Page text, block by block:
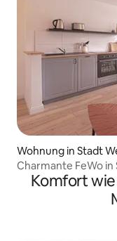
Wohnung in Stadt
Charmante FeWo in
Komfort